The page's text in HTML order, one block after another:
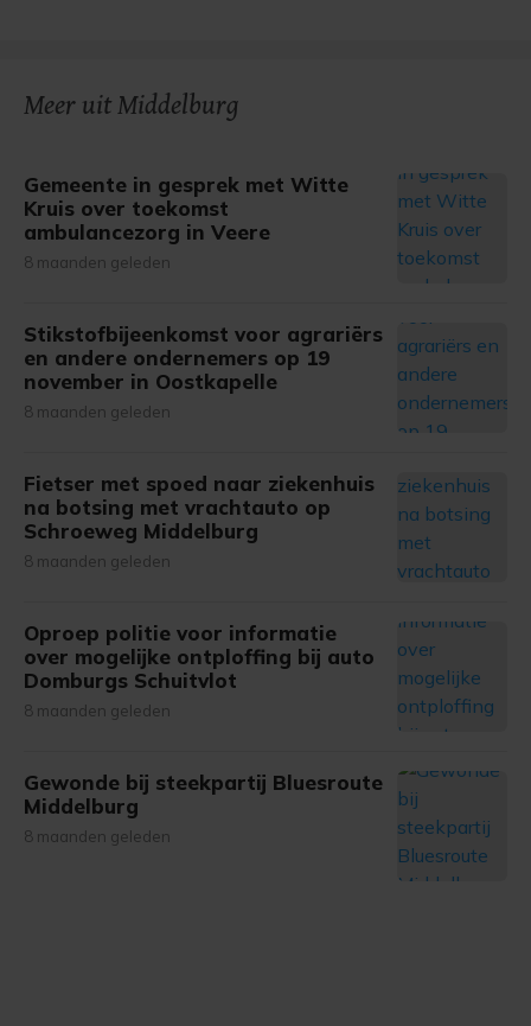
Meer uit Middelburg
Gemeente in gesprek met Witte
Kruis over toekomst
ambulancezorg in Veere
8 maanden geleden
Stikstofbijeenkomst voor agrariërs
en andere ondernemers op 19
november in Oostkapelle
8 maanden geleden
Fietser met spoed naar ziekenhuis
na botsing met vrachtauto op
Schroeweg Middelburg
8 maanden geleden
Oproep politie voor informatie
over mogelijke ontploffing bij auto
Domburgs Schuitvlot
8 maanden geleden
Gewonde bij steekpartij Bluesroute
Middelburg
8 maanden geleden